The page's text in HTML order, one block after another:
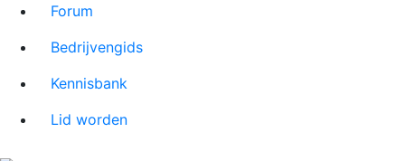
Forum
Bedrijvengids
Kennisbank
Lid worden